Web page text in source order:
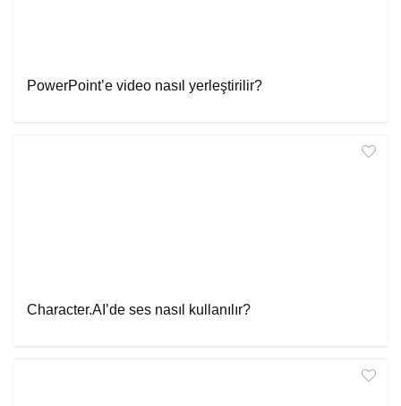
PowerPoint’e video nasıl yerleştirilir?
Character.AI’de ses nasıl kullanılır?